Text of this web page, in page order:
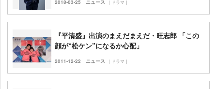
2018-03-25 ニュース ｜ドラマ｜
『平清盛』出演のまえだまえだ・旺志郎 「この
顔が“松ケン”になるか心配」
2011-12-22 ニュース ｜ドラマ｜